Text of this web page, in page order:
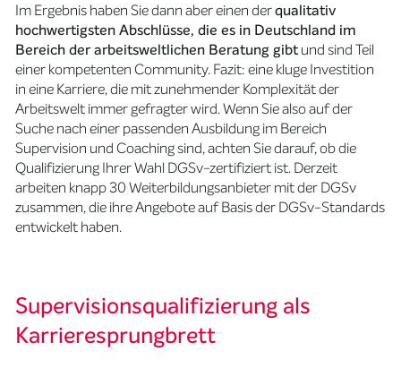
Im Ergebnis haben Sie dann aber einen derqualitativ
hochwertigsten Abschlüsse, die es in Deutschland im
Bereich der arbeitsweltlichen Beratung gibtund sind Teil
einer kompetenten Community. Fazit: eine kluge Investition
in eine Karriere, die mit zunehmender Komplexität der
Arbeitswelt immer gefragter wird. Wenn Sie also auf der
Suche nach einer passenden Ausbildung im Bereich
Supervision und Coaching sind, achten Sie darauf, ob die
Qualifizierung Ihrer Wahl DGSv-zertifiziert ist. Derzeit
arbeiten knapp 30 Weiterbildungsanbieter mit der DGSv
zusammen, die ihre Angebote auf Basis der DGSv-Standards
entwickelt haben.
Supervisionsqualifizierung als
Karrieresprungbrett